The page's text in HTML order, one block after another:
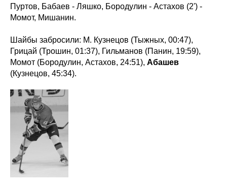
Пуртов, Бабаев - Ляшко, Бородулин - Астахов (2') -
Момот, Мишанин.
Шайбы забросили: М. Кузнецов (Тыжных, 00:47),
Грицай (Трошин, 01:37), Гильманов (Панин, 19:59),
Момот (Бородулин, Астахов, 24:51), Абашев
(Кузнецов, 45:34).